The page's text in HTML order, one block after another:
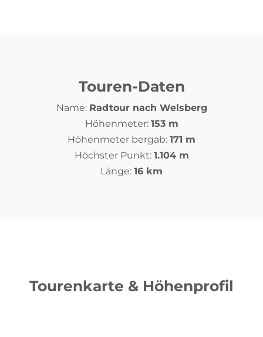
Touren-Daten
Name: Radtour nach Welsberg
Höhenmeter: 153 m
Höhenmeter bergab: 171 m
Höchster Punkt: 1.104 m
Länge: 16 km
Tourenkarte & Höhenprofil